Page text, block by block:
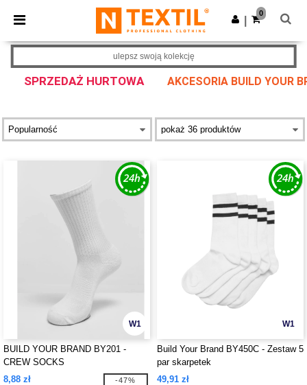
× Aplikacja Ntextil
Lepsze ceny w aplikacji!
Pobierz app
0
SPRZEDAŻ HURTOWA AKCESORIA BUILD YOUR
ulepsz swoją kolekcję
W1
BUILD YOUR BRAND BY201 -
CREW SOCKS
8,88 zł
-47%
W1
Build Your Brand BY450C - Zestaw 5
par skarpetek
49,91 zł